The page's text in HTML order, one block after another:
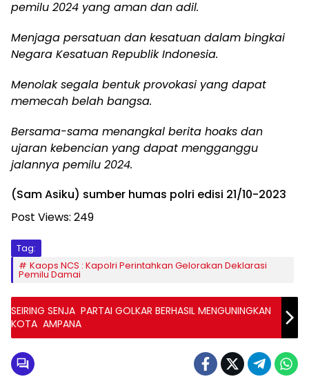
pemilu 2024 yang aman dan adil.
Menjaga persatuan dan kesatuan dalam bingkai
Negara Kesatuan Republik Indonesia.
Menolak segala bentuk provokasi yang dapat
memecah belah bangsa.
Bersama-sama menangkal berita hoaks dan
ujaran kebencian yang dapat mengganggu
jalannya pemilu 2024.
(Sam Asiku) sumber humas polri edisi 21/10-2023
Post Views: 249
Tag:
Kaops NCS : Kapolri Perintahkan Gelorakan Deklarasi
Pemilu Damai
SEIRING SENJA PARTAI GOLKAR BERHASIL MENGUNINGKAN
KOTA AMPANA